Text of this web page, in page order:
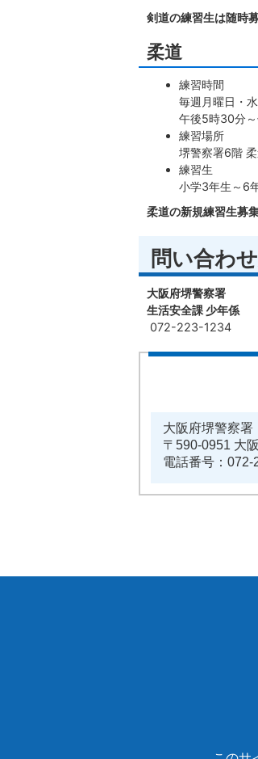
剣道の練習生は随時
柔道
練習時間
毎週月曜日・
午後5時30分
練習場所
堺警察署6階
練習生
小学3年生～6
柔道の新規練習生募
問い合わ
大阪府堺警察署
生活安全課 少年係
072-223-1234
大阪府堺警察署
〒590-0951 大
電話番号：072-